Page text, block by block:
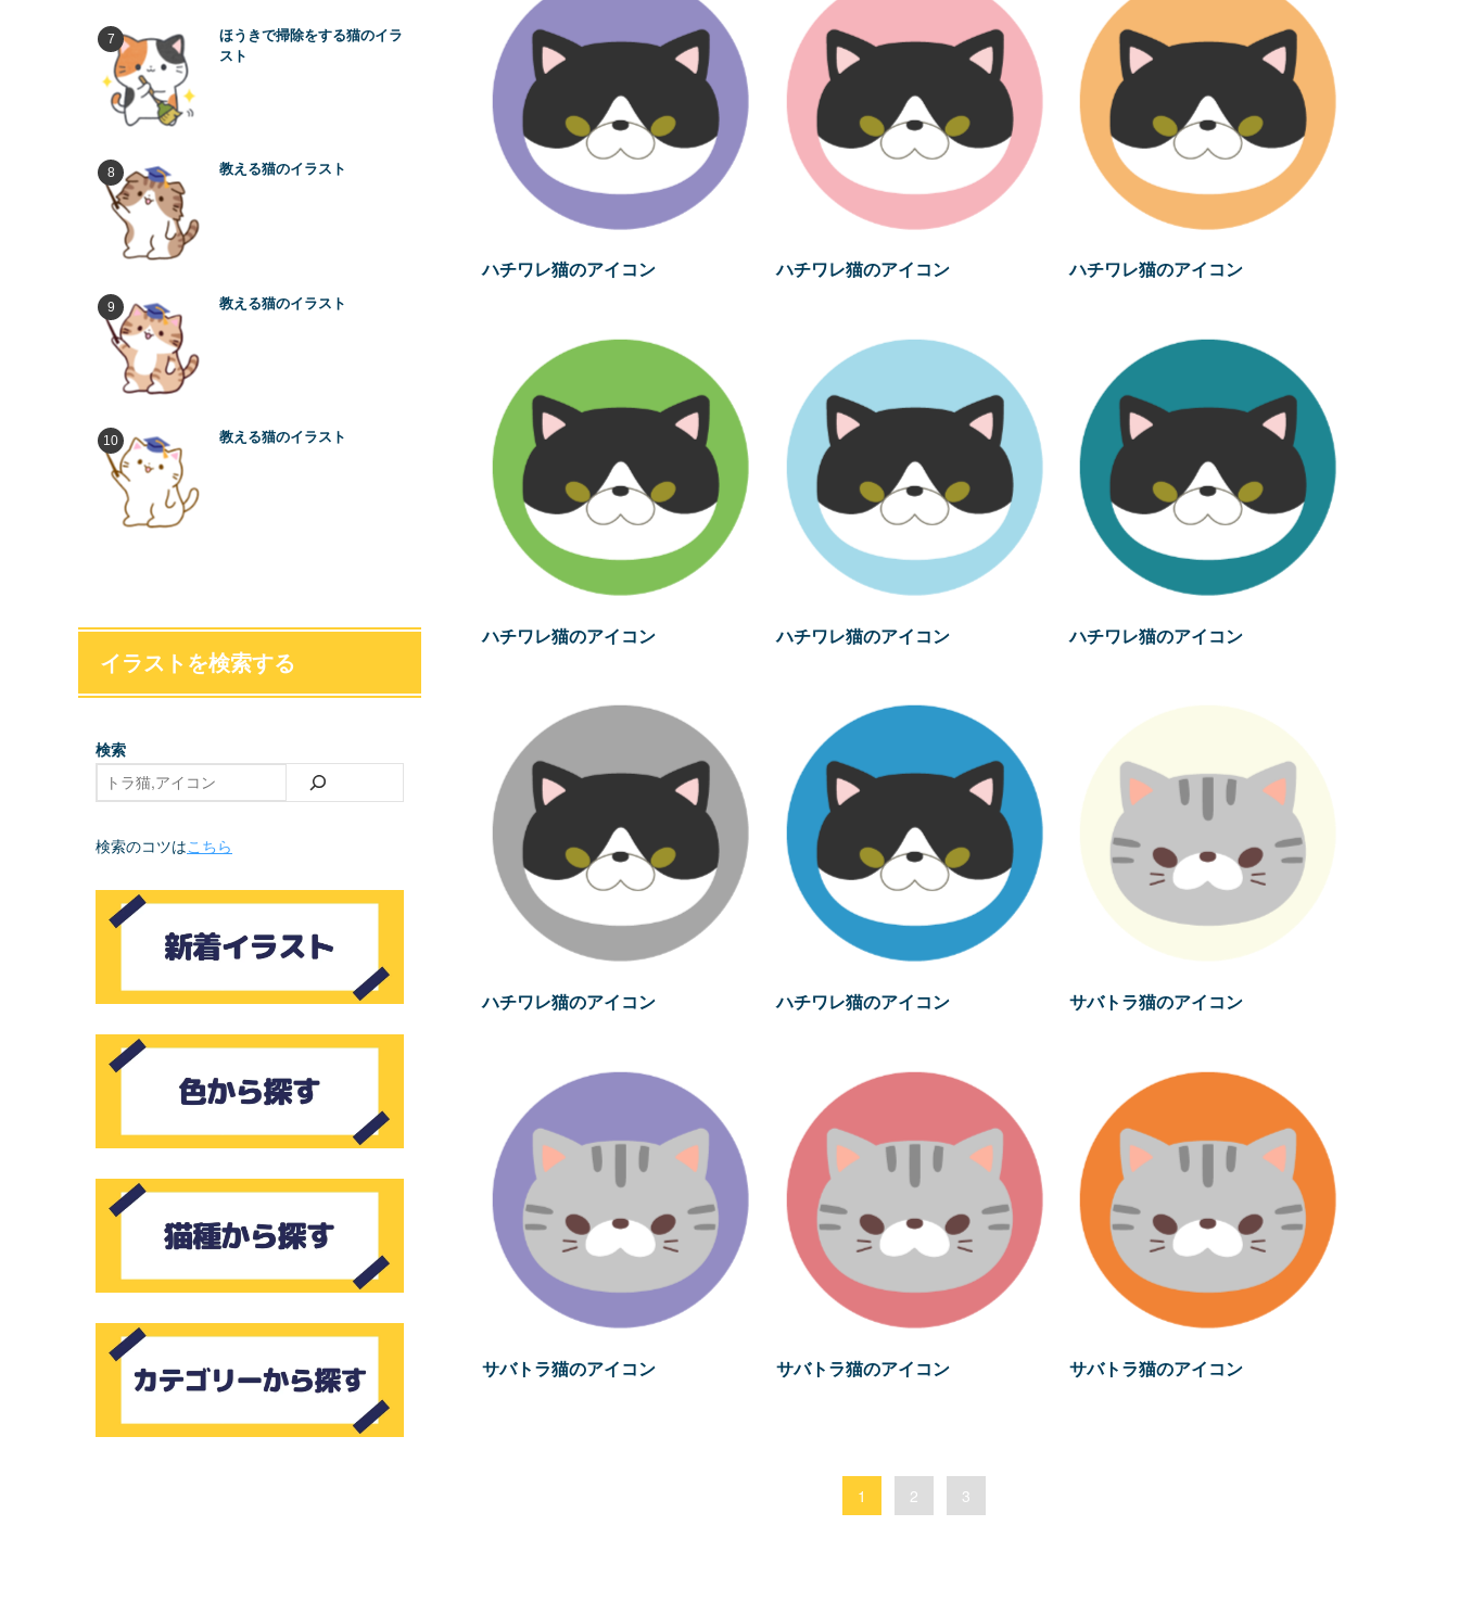
ハチワレ猫のアイコン ハチワレ猫のアイコン ハチワレ猫のアイコン
ハチワレ猫のアイコン ハチワレ猫のアイコン ハチワレ猫のアイコン
ハチワレ猫のアイコン ハチワレ猫のアイコン サバトラ猫のアイコン
サバトラ猫のアイコン サバトラ猫のアイコン サバトラ猫のアイコン
1 2 3
ほうきで掃除をする猫のイラ
スト
教える猫のイラスト
教える猫のイラスト
教える猫のイラスト
イラストを検索する
検索
検索のコツはこちら